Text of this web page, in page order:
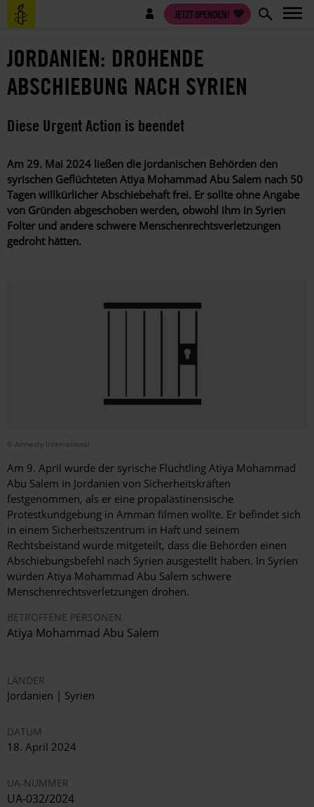
Direkt
zum
Benutzermenü JETZT SPENDEN!
JORDANIEN: DROHENDE
ABSCHIEBUNG NACH SYRIEN
Diese Urgent Action is beendet
Am 29. Mai 2024 ließen die jordanischen Behörden den
syrischen Geflüchteten Atiya Mohammad Abu Salem nach 50
Tagen willkürlicher Abschiebehaft frei. Er sollte ohne Angabe
von Gründen abgeschoben werden, obwohl ihm in Syrien
Folter und andere schwere Menschenrechtsverletzungen
gedroht hätten.
© Amnesty International
Am 9. April wurde der syrische Flüchtling Atiya Mohammad
Abu Salem in Jordanien von Sicherheitskräften
festgenommen, als er eine propalästinensische
Protestkundgebung in Amman filmen wollte. Er befindet sich
in einem Sicherheitszentrum in Haft und seinem
Rechtsbeistand wurde mitgeteilt, dass die Behörden einen
Abschiebungsbefehl nach Syrien ausgestellt haben. In Syrien
würden Atiya Mohammad Abu Salem schwere
Menschenrechtsverletzungen drohen.
BETROFFENE PERSONEN
Atiya Mohammad Abu Salem
LÄNDER
Jordanien | Syrien
DATUM
18. April 2024
UA-NUMMER
UA-032/2024